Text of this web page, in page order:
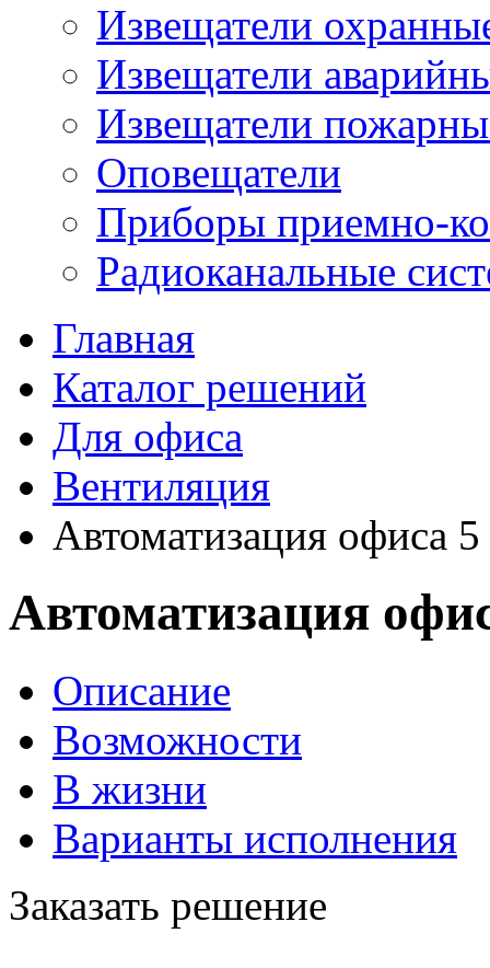
Извещатели
Извещатели
Извещатели
Оповещатели
Приборы приемно-
Радиоканальные
Главная
Каталог решений
Для офиса
Вентиляция
Автоматизация офиса 5
Автоматизация
Описание
Возможности
В жизни
Варианты исполнения
Заказать решение